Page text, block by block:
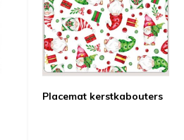
Placemat kerstkabouters